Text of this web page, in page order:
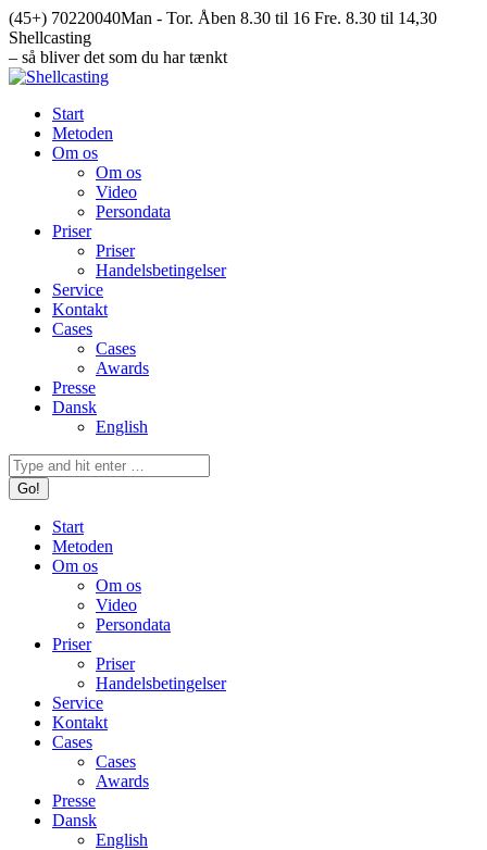
Skip
to
content
(45+) 70220040Man - Tor. Åben 8.30 til 16 Fre. 8.30 til 14,30
Facebook
page
opens
new
window
Mail
page
opens
new
window
Instagram
page
opens
new
window
YouTube
page
opens
new
window
Shellcasting
– så bliver det som du har tænkt
Start
Metoden
Om os
Om os
Video
Persondata
Priser
Priser
Handelsbetingelser
Service
Kontakt
Cases
Cases
Awards
Presse
Dansk
English
Search:
Start
Metoden
Om os
Om os
Video
Persondata
Priser
Priser
Handelsbetingelser
Service
Kontakt
Cases
Cases
Awards
Presse
Dansk
English